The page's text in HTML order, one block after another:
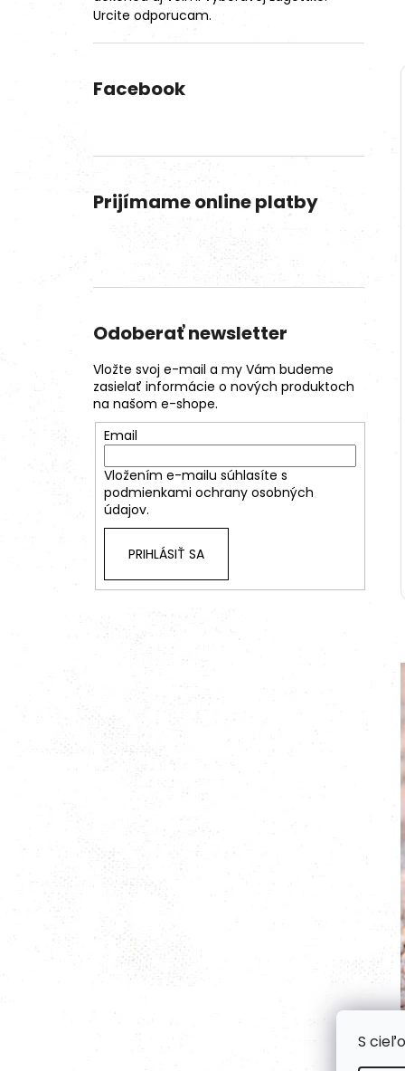
S
Urcite odporucam.
Facebook
Prijímame online platby
Odoberať newsletter
Vložte svoj e-mail a my Vám budeme
zasielať informácie o nových produktoch
na našom e-shope.
Email
Vložením e-mailu súhlasíte s
podmienkami ochrany osobných
údajov.
PRIHLÁSIŤ SA